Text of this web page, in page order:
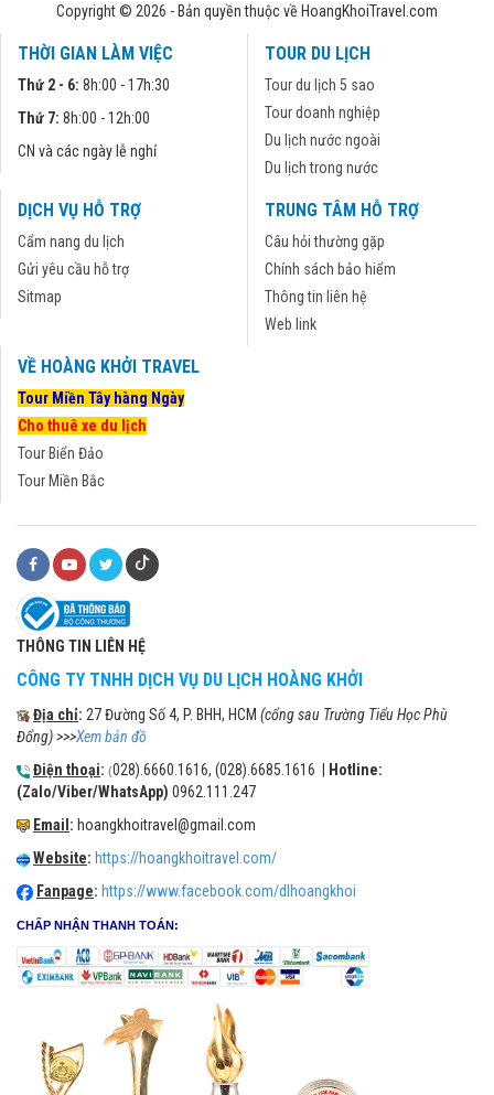
Copyright © 2026 - Bản quyền thuộc về HoangKhoiTravel.com
THỜI GIAN LÀM VIỆC
Thứ 2 - 6: 8h:00 - 17h:30
Thứ 7: 8h:00 - 12h:00
CN và các ngày lễ nghỉ
TOUR DU LỊCH
Tour du lịch 5 sao
Tour doanh nghiệp
Du lịch nước ngoài
Du lịch trong nước
DỊCH VỤ HỖ TRỢ
Cẩm nang du lịch
Gửi yêu cầu hỗ trợ
Sitmap
TRUNG TÂM HỖ TRỢ
Câu hỏi thường gặp
Chính sách bảo hiểm
Thông tin liên hệ
Web link
VỀ HOÀNG KHỞI TRAVEL
Tour Miền Tây hàng Ngày
Cho thuê xe du lịch
Tour Biển Đảo
Tour Miền Bắc
THÔNG TIN LIÊN HỆ
CÔNG TY TNHH DỊCH VỤ DU LỊCH HOÀNG KHỞI
Địa chỉ: 27 Đường Số 4, P. BHH, HCM (cổng sau Trường Tiểu Học Phù
Đổng) >>>Xem bản đồ
Điện thoại: (028).6660.1616, (028).6685.1616 |
Hotline:
(Zalo/Viber/WhatsApp) 0962.111.247
Email : hoangkhoitravel@gmail.com
Website: https://hoangkhoitravel.com/
Fanpage: https://www.facebook.com/dlhoangkhoi
CHẤP NHẬN THANH TOÁN: